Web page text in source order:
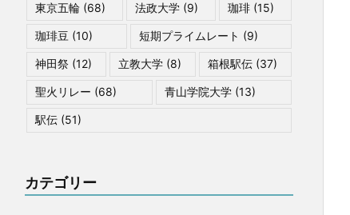
東京五輪 (68) 法政大学 (9) 珈琲 (15)
珈琲豆 (10) 短期プライムレート (9)
神田祭 (12) 立教大学 (8) 箱根駅伝 (37)
聖火リレー (68) 青山学院大学 (13)
駅伝 (51)
カテゴリー